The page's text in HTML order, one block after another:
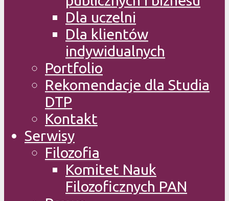
Dla uczelni
Dla klientów
indywidualnych
Portfolio
Rekomendacje dla Studia
DTP
Kontakt
Serwisy
Filozofia
Komitet Nauk
Filozoficznych PAN